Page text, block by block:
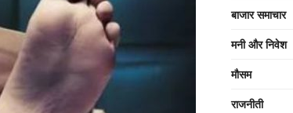
बाजार समाचार
मनी और निवेश
मौसम
राजनीती